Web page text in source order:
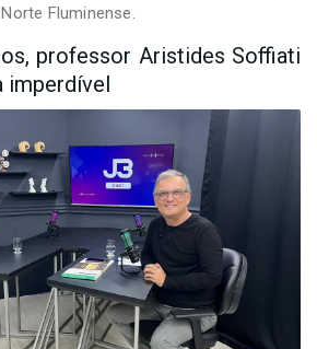
Fluminense.
professor Aristides Soffiati
imperdível